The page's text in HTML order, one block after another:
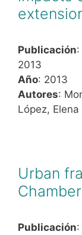
Publicación
2013
Año: 2013
Autores:
López, Elena
Urban
Publicación: